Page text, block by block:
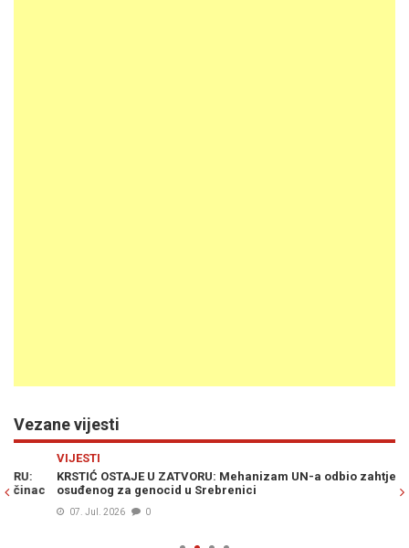
Vezane vijesti
VIJESTI
KRSTIĆ OSTAJЕ U ZATVORU: Mehanizam UN-a odbio zahtjev
osuđenog za genocid u Srebrenici
07. Jul. 2026 0